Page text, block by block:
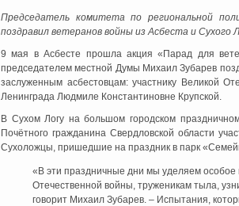
Председатель комитета по региональной
поздравил ветеранов войны из Асбеста и Сухого
9 мая в Асбесте прошла акция «Парад для
председателем местной Думы Михаил Зубарев
заслуженным асбестовцам: участнику Великой
Ленинграда Людмиле Константиновне Крупской.
В Сухом Логу на большом городском
Почётного гражданина Свердловской области
Сухоложцы, пришедшие на праздник в парк
«В эти праздничные дни мы уделяем
Отечественной войны, труженикам тыла,
говорит Михаил Зубарев. – Испытания,